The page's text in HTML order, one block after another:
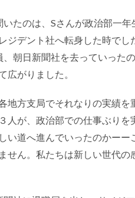
たのは、Sさんが政治部一
ジデント社へ転身した時で
朝日新聞社を去っていった
広がりました。
地方支局でそれなりの実績を
人が、政治部での仕事ぶり
い道へ進んでいったのかー
せん。私たちは新しい世代